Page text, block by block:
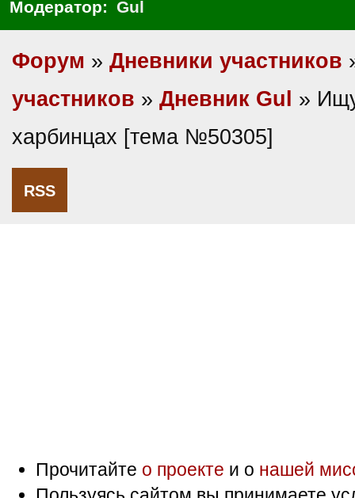
Модератор: Gul
Форум » Дневники участников
участников » Дневник Gul
»
харбинцах [тема №50305]
RSS
Прочитайте о проекте и о нашей